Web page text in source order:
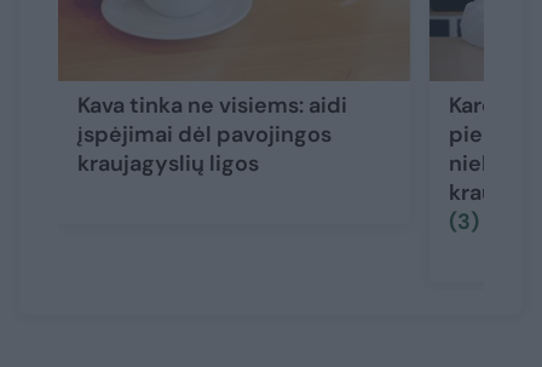
Kava tinka ne visiems: aidi
įspėjimai dėl pavojingos
kraujagyslių ligos
pieno
(3)